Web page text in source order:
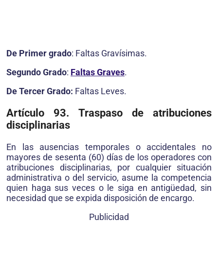
De Primer grado: Faltas Gravísimas.
Segundo Grado: Faltas Graves.
De Tercer Grado: Faltas Leves.
Artículo 93. Traspaso de atribuciones
disciplinarias
En las ausencias temporales o accidentales no
mayores de sesenta (60) días de los operadores con
atribuciones disciplinarias, por cualquier situación
administrativa o del servicio, asume la competencia
quien haga sus veces o le siga en antigüedad, sin
necesidad que se expida disposición de encargo.
Publicidad